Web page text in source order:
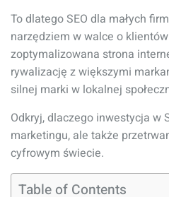
To dlatego SEO dla małych
narzędziem w walce o
zoptymalizowana strona
rywalizację z większymi
silnej marki w lokalnej
Odkryj, dlaczego inwestycja w
marketingu, ale także
cyfrowym świecie.
Table of Contents